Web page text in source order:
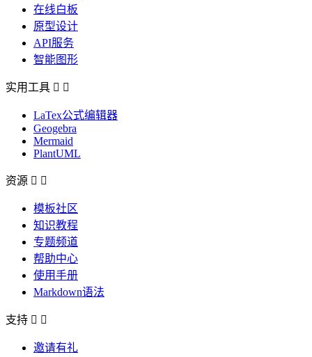
在线白板
原型设计
API服务
智能图形
实用工具  
LaTex公式编辑器
Geogebra
Mermaid
PlantUML
资源  
模板社区
知识教程
专题频道
帮助中心
使用手册
Markdown语法
支持  
邀请有礼